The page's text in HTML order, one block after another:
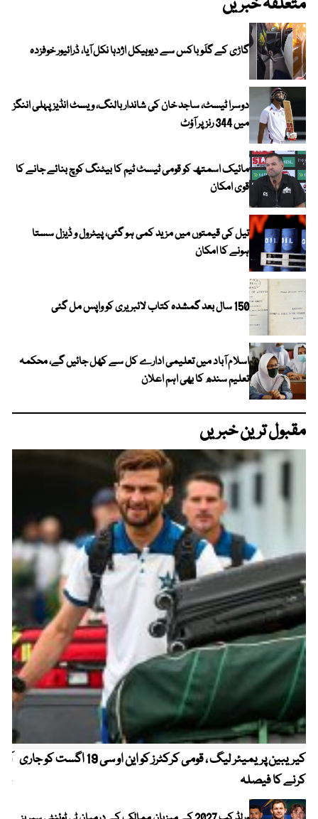
متعلقہ خبریں
گاڑی کے گلَو باکس سے دیوہیکل اژدہا نکل آیا، ڈرائیور خوفزدہ
دوسرا ٹیسٹ، ساجد خان کی شاندار بالنگ، ویسٹ انڈیز پہلی اننگز
میں 344 رنز پر آؤٹ
مائیک اسمتھ کو قومی ٹیسٹ ٹیم کا بیٹنگ کوچ بنائے جانے کا
قوی امکان
تیل کی قیمتوں میں مزید کمی ہو گئی، پیٹرول و ڈیزل سستا
ہونے کا امکان
150 سال بعد گمشدہ کتاب لائبریری کو واپس مل گئی
اسلام آباد میں تعلیمی ادارے کل سے کھل جائیں گے، محکمہ
تعلیم سندھ کا بھی اہم اعلان
مقبول ترین خبریں
کیریبین پریمیئر لیگ ، قومی کرکٹرز کو این او سی 19 اگست کو جاری
کرنے کا فیصلہ